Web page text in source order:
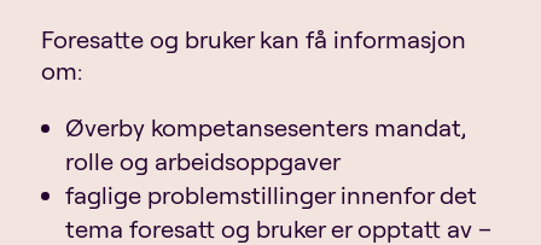
Foresatte og bruker kan få informasjon
om:
Øverby kompetansesenters mandat,
rolle og arbeidsoppgaver
faglige problemstillinger innenfor det
tema foresatt og bruker er opptatt av –